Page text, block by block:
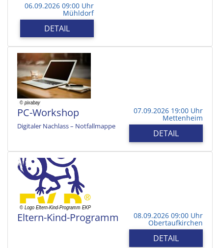
06.09.2026 09:00 Uhr
Mühldorf
DETAIL
PC-Workshop
Digitaler Nachlass – Notfallmappe
07.09.2026 19:00 Uhr
Mettenheim
DETAIL
Eltern-Kind-Programm 08.09.2026 09:00 Uhr
Obertaufkirchen
DETAIL